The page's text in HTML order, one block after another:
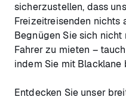
sicherzustellen, dass
Freizeitreisenden nichts
Begnügen Sie sich
Fahrer zu mieten –
indem Sie mit Blacklane
Entdecken Sie unser